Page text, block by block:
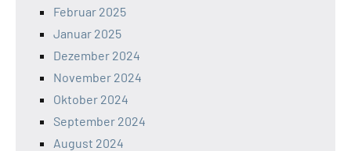
Februar 2025
Januar 2025
Dezember 2024
November 2024
Oktober 2024
September 2024
August 2024